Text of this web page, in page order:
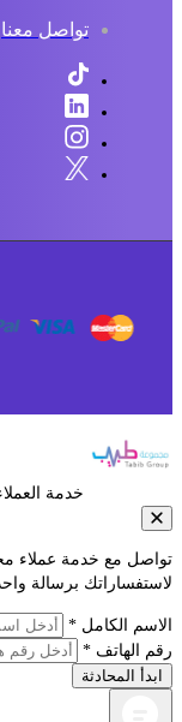
تواصل معنا
خدمة العملاء
مع خدمة عملاء
برسالة واحدة.
الكامل *
الهاتف *
المحادثة